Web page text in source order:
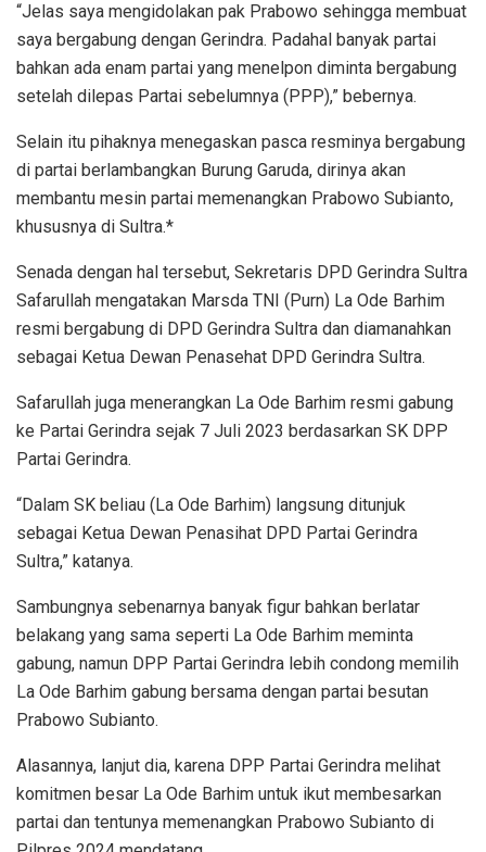
“Jelas saya mengidolakan pak Prabowo sehingga membuat
saya bergabung dengan Gerindra. Padahal banyak partai
bahkan ada enam partai yang menelpon diminta bergabung
setelah dilepas Partai sebelumnya (PPP),” bebernya.
Selain itu pihaknya menegaskan pasca resminya bergabung
di partai berlambangkan Burung Garuda, dirinya akan
membantu mesin partai memenangkan Prabowo Subianto,
khususnya di Sultra.*
Senada dengan hal tersebut, Sekretaris DPD Gerindra Sultra
Safarullah mengatakan Marsda TNI (Purn) La Ode Barhim
resmi bergabung di DPD Gerindra Sultra dan diamanahkan
sebagai Ketua Dewan Penasehat DPD Gerindra Sultra.
Safarullah juga menerangkan La Ode Barhim resmi gabung
ke Partai Gerindra sejak 7 Juli 2023 berdasarkan SK DPP
Partai Gerindra.
“Dalam SK beliau (La Ode Barhim) langsung ditunjuk
sebagai Ketua Dewan Penasihat DPD Partai Gerindra
Sultra,” katanya.
Sambungnya sebenarnya banyak figur bahkan berlatar
belakang yang sama seperti La Ode Barhim meminta
gabung, namun DPP Partai Gerindra lebih condong memilih
La Ode Barhim gabung bersama dengan partai besutan
Prabowo Subianto.
Alasannya, lanjut dia, karena DPP Partai Gerindra melihat
komitmen besar La Ode Barhim untuk ikut membesarkan
partai dan tentunya memenangkan Prabowo Subianto di